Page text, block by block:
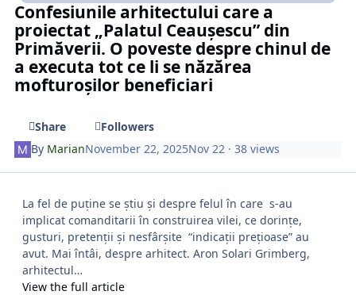
Confesiunile arhitectului care a
proiectat „Palatul Ceaușescu” din
Primăverii. O poveste despre chinul de
a executa tot ce li se năzărea
mofturoșilor beneficiari
Share
Followers
By MarianNovember 22, 2025Nov 22 · 38 views
La fel de puține se știu și despre felul în care s-au
implicat comanditarii în construirea vilei, ce dorințe,
gusturi, pretenții și nesfârșite “indicații prețioase” au
avut. Mai întâi, despre arhitect. Aron Solari Grimberg,
arhitectul…
View the full article